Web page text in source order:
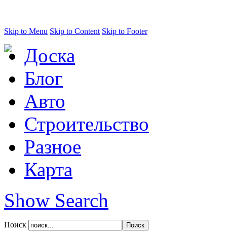
Skip to Menu Skip to Content Skip to Footer
Доска
Блог
Авто
Строительство
Разное
Карта
Show Search
Поиск